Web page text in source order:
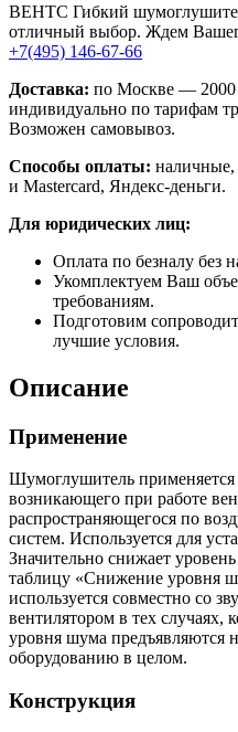
ВЕНТС Гибкий
отличный выбор. Ждем
+7(495) 146-67-66
Доставка: по Москве — 2000
индивидуально по тарифам
Возможен самовывоз.
Способы оплаты: наличные,
и Mastercard, Яндекс-деньги.
Для юридических лиц:
Оплата по безналу
Укомплектуем Ваш
требованиям.
Подготовим
лучшие условия.
Описание
Применение
Шумоглушитель
возникающего при работе
распространяющегося по
систем. Используется для
Значительно снижает
таблицу «Снижение уровня
используется совместно со
вентилятором в тех случаях,
уровня шума предъявляются
оборудованию в целом.
Конструкция